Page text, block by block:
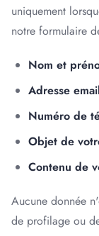
uniquement
notre formulaire
Nom et
Adresse email
Numéro de
Objet de
Contenu de
Aucune donnée
de profilage ou